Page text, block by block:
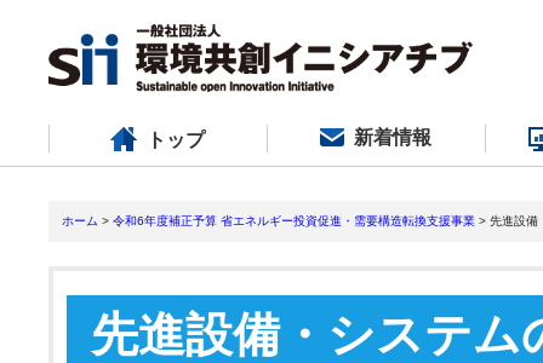
トップ 新着情報
ホーム > 令和6年度補正予算 省エネルギー投資促進・需要構造転換支援事業 > 先進設備
先進設備・システム